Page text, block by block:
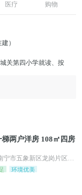
医疗 购物
）
关第四小学就读、按
边仙葫商业中心、万象
两户洋房 108㎡四房
宁市五象新区龙岗片区龙华路68号
环境优美